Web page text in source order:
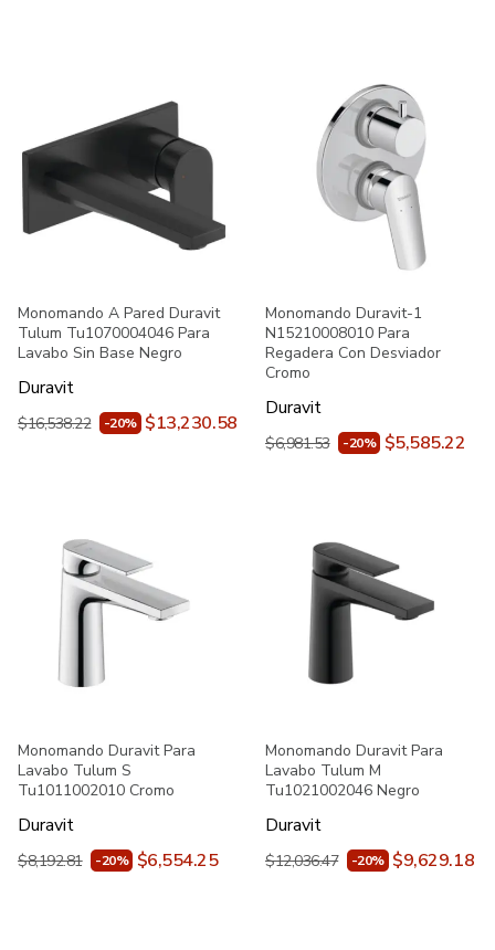
Monomando A Pared Duravit
Tulum Tu1070004046 Para
Lavabo Sin Base Negro
Duravit
$16,538.22 -20% $13,230.58
Monomando Duravit-1
N15210008010 Para
Regadera Con Desviador
Cromo
Duravit
$6,981.53 -20% $5,585.22
Monomando Duravit Para
Lavabo Tulum S
Tu1011002010 Cromo
Duravit
$8,192.81 -20% $6,554.25
Monomando Duravit Para
Lavabo Tulum M
Tu1021002046 Negro
Duravit
$12,036.47 -20% $9,629.18